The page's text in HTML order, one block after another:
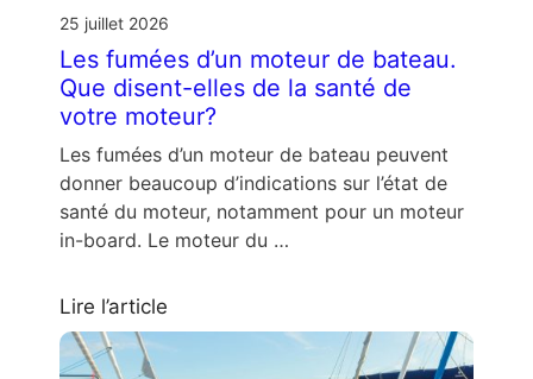
25 juillet 2026
Les fumées d’un moteur de bateau.
Que disent-elles de la santé de
votre moteur?
Les fumées d’un moteur de bateau peuvent
donner beaucoup d’indications sur l’état de
santé du moteur, notamment pour un moteur
in-board. Le moteur du …
Lire l’article